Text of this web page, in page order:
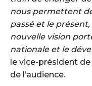
nous permettent
passé et le
nouvelle vision
nationale et le
le vice-président de
de l’audience.